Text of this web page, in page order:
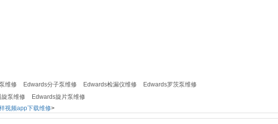
维修 Edwards分子泵维修 Edwards检漏仪维修
Edwards罗茨泵维修
泵维修
Edwards旋片泵维修
视频app下载维修>